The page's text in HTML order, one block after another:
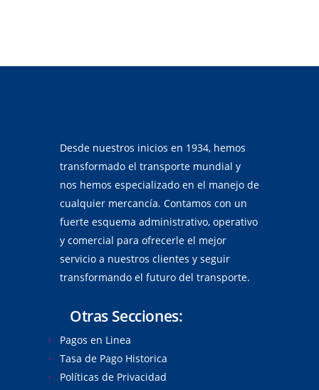
Desde nuestros inicios en 1934, hemos
transformado el transporte mundial y
nos hemos especializado en el manejo de
cualquier mercancía. Contamos con un
fuerte esquema administrativo, operativo
y comercial para ofrecerle el mejor
servicio a nuestros clientes y seguir
transformando el futuro del transporte.
Otras Secciones:
Pagos en Linea
Tasa de Pago Historica
Políticas de Privacidad